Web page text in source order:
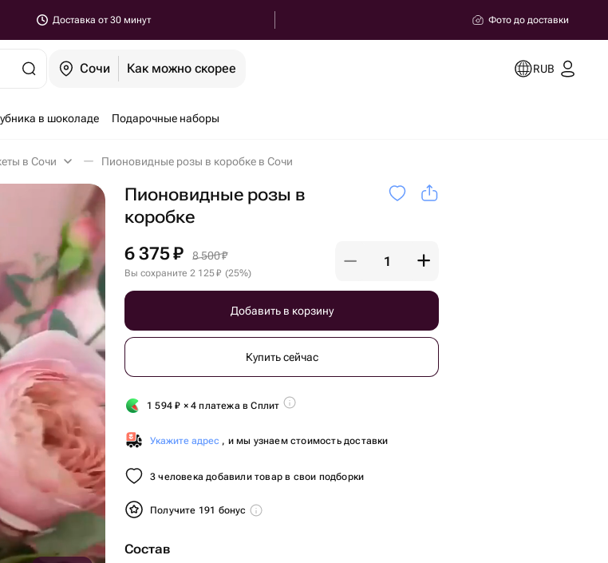
Доставка от 30 минут Фото до доставки
Сочи Как можно скорее RUB
в шоколаде Подарочные наборы
в Сочи Пионовидные розы в коробке в Сочи
Пионовидные розы в
коробке
6 375₽ 8 500₽
Вы сохраните 2 125₽ (25%)
Добавить в корзину
Купить сейчас
1 594₽ × 4 платежа в Сплит
Укажите адрес , и мы узнаем стоимость доставки
3 человека добавили товар в свои подборки
Получите 191 бонус
Состав